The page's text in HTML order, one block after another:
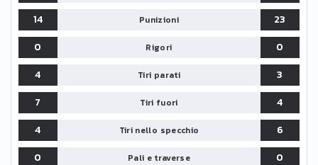
14
Punizioni
23
0
Rigori
0
4
Tiri parati
3
7
Tiri fuori
4
4
Tiri nello specchio
6
0
Pali e traverse
0